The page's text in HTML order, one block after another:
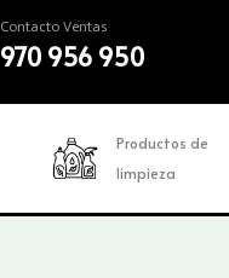
Contacto Ventas
970 956 950
Productos de
limpieza